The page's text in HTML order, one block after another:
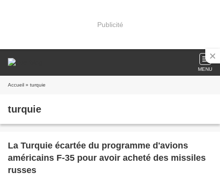
Publicité
MENU
Accueil » turquie
turquie
La Turquie écartée du programme d'avions
américains F-35 pour avoir acheté des missiles
russes